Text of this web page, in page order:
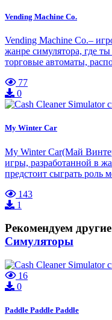
Vending Machine Co.
Vending Machine Co.–
жанре симулятора, где
торговые автоматы,
77
0
My Winter Car
My Winter Car(Май
игры, разработанной в
предстоит сыграть роль
143
1
Рекомендуем
Симуляторы
16
0
Paddle Paddle Paddle